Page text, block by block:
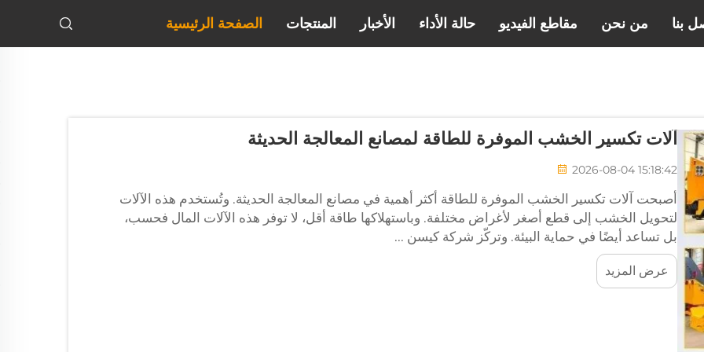
الصفحة الرئيسية المنتجات الأخبار حالة الأداء مقاطع الفيديو من نحن بنا
آلات تكسير الخشب الموفرة للطاقة لمصانع المعالجة الحديثة
2026-08-04 15:18:42
أصبحت آلات تكسير الخشب الموفرة للطاقة أكثر أهمية في مصانع المعالجة الحديثة. وتُستخدم هذه الآلات
لتحويل الخشب إلى قطع أصغر لأغراض مختلفة. وباستهلاكها طاقة أقل، لا توفر هذه الآلات المال فحسب،
بل تساعد أيضًا في حماية البيئة. وتركّز شركة كيسن ...
عرض المزيد